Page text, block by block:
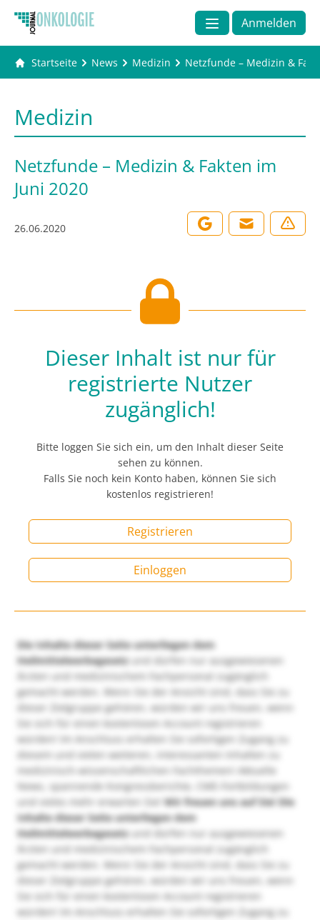
Anmelden
Startseite News Medizin Netzfunde – Medizin &
Medizin
Netzfunde – Medizin & Fakten im
Juni 2020
26.06.2020
Dieser Inhalt ist nur für
registrierte Nutzer
zugänglich!
Bitte loggen Sie sich ein, um den Inhalt dieser Seite
sehen zu können.
Falls Sie noch kein Konto haben, können Sie sich
kostenlos registrieren!
Registrieren
Einloggen
Die Inhalte dieser Seite unterliegen dem
Heilmittelwerbegesetzund dürfen nur ausgewiesenen
Ärzten und medizinischem Fachpersonal zugänglich
gemacht werden. Wenn Sie der Ansicht sind, dass Sie zu
dieser Zielgruppe gehören, würden wir uns freuen, wenn
Sie sich für einen kostenlosen Account registrieren
würden! Im Anschluss erhalten Sie sofortigen Zugang zu
diesem und vielen weiteren, interessanten Inhalten zu
medizinisch-wissenschaftlichen Fachthemen! Aktuelle
News, spannende Kongressberichte, CME-Fortbildungen
und vieles mehr erwarten Sie!Wir freuen uns auf Sie! Die
Inhalte dieser Seite unterliegen dem
Heilmittelwerbegesetzund dürfen nur ausgewiesenen
Ärzten und medizinischem Fachpersonal zugänglich
gemacht werden. Wenn Sie der Ansicht sind, dass Sie zu
dieser Zielgruppe gehören, würden wir uns freuen, wenn
Sie sich für einen kostenlosen Account registrieren
würden! Im Anschluss erhalten Sie sofortigen Zugang zu